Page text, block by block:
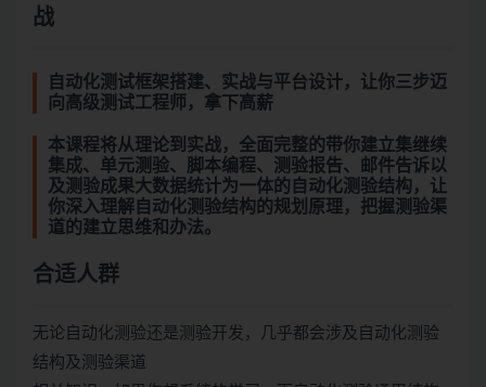
战
自动化测试框架搭建、实战与平台设计，让你三步迈
向高级测试工程师，拿下高薪
本课程将从理论到实战，全面完整的带你建立集继续
集成、单元测验、脚本编程、测验报告、邮件告诉以
及测验成果大数据统计为一体的自动化测验结构，让
你深入理解自动化测验结构的规划原理，把握测验渠
道的建立思维和办法。
合适人群
无论自动化测验还是测验开发，几乎都会涉及自动化测验
结构及测验渠道